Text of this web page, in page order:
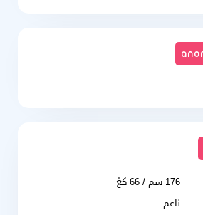
176 سم / 66 كغ
ناعم